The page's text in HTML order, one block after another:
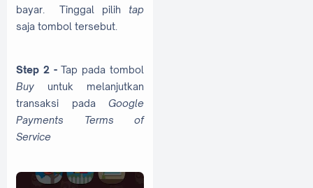
bayar. Tinggal pilih tap
saja tombol tersebut.
Step 2 -Tap pada tombol
Buy untuk melanjutkan
transaksi pada Google
Payments Terms of
Service